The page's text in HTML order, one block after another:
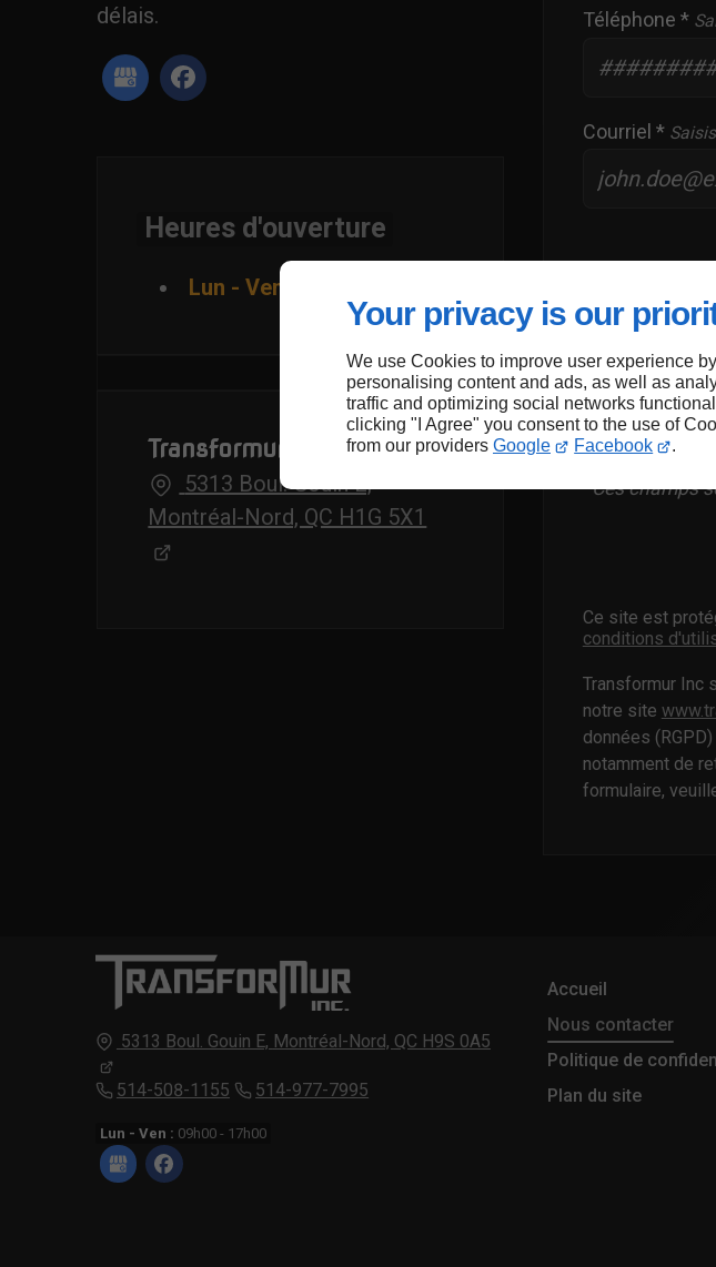
Your privacy is our
We use Cookies to improve user experience by
personalising content and ads, as well as
traffic and optimizing social networks
clicking "I Agree" you consent to the use of
from our providers Google Facebook .
délais.
Heures d'ouverture
Lun - Ven : 09h00 - 17h00
Transformur Inc
5313 Boul. Gouin E,
Montréal-Nord, QC H1G 5X1
Téléphone *
Courriel *
En
*Ces champs
Ce site est
conditions
Transformur Inc
notre site
données
notamment de
formulaire,
5313 Boul. Gouin E, Montréal-Nord, QC H9S 0A5
514-508-1155 514-977-7995
Lun - Ven : 09h00 - 17h00
Accueil
Nous contacter
Politique de
Plan du site